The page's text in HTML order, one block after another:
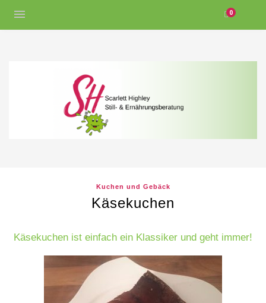
0
Kuchen und Gebäck
Käsekuchen
Käsekuchen ist einfach ein Klassiker und geht immer!